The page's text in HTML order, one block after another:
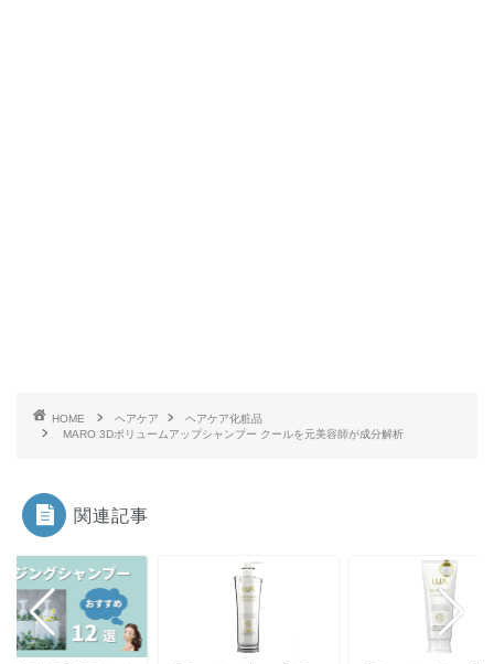
HOME ヘアケア
ヘアケア化粧品
MARO 3Dボリュームアップシャンプー クールを元美容師が成分解析
関連記事